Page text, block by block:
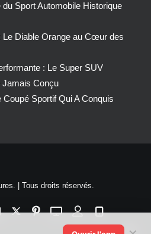
Sport Automobile Historique
Le Diable Orange au Cœur des
: Le Super SUV
Jamais Conçu
Sportif Qui A Conquis
| Tous droits réservés.